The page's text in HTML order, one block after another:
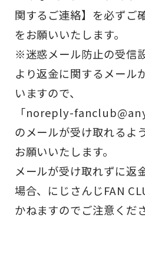
関するご連絡】を必ずご
をお願いいたします。
※迷惑メール防止の受信
より返金に関するメール
いますので、
「noreply-
のメールが受け取れるよ
お願いいたします。
メールが受け取れずに返
場合、にじさんじFAN
かねますのでご注意くだ